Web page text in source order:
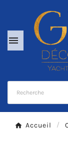

Accueil